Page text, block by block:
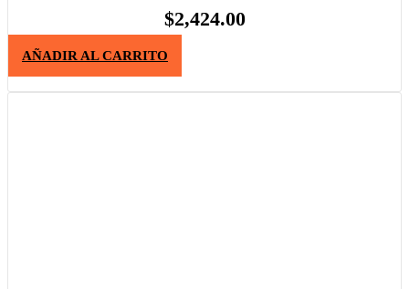
$2,424.00
AÑADIR AL CARRITO